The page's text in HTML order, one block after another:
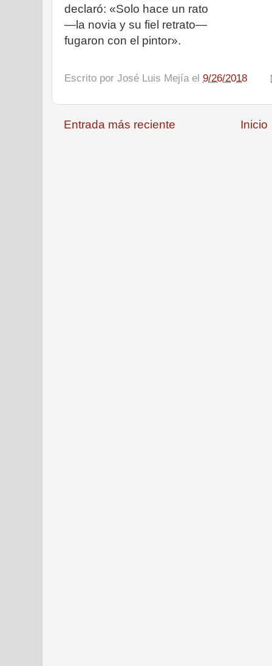
declaró: «Solo hace un rato
—la novia y su fiel retrato—
fugaron con el pintor».
Escrito por José Luis Mejía el 9/26/2018
Entrada más reciente Inicio